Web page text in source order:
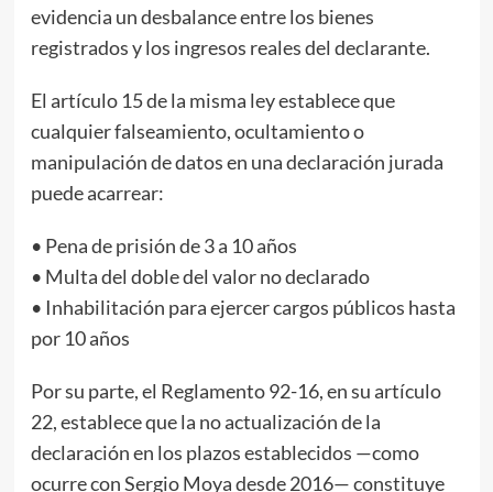
evidencia un desbalance entre los bienes
registrados y los ingresos reales del declarante.
El artículo 15 de la misma ley establece que
cualquier falseamiento, ocultamiento o
manipulación de datos en una declaración jurada
puede acarrear:
• Pena de prisión de 3 a 10 años
• Multa del doble del valor no declarado
• Inhabilitación para ejercer cargos públicos hasta
por 10 años
Por su parte, el Reglamento 92-16, en su artículo
22, establece que la no actualización de la
declaración en los plazos establecidos —como
ocurre con Sergio Moya desde 2016— constituye